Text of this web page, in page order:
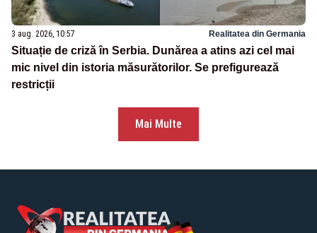
3 aug. 2026, 10:57 Realitatea din Germania
Situație de criză în Serbia. Dunărea a atins azi cel mai
mic nivel din istoria măsurătorilor. Se prefigurează
restricții
Mai Multe